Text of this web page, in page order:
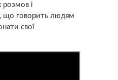
розмов і
що говорить людям
свої